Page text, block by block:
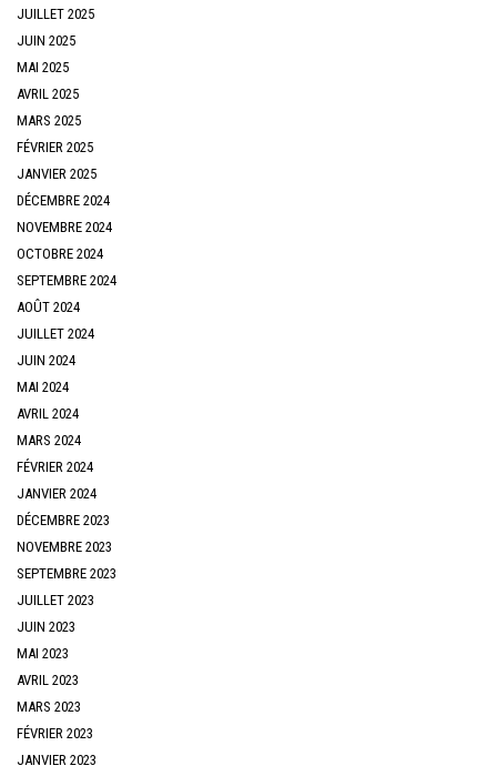
JUILLET 2025
JUIN 2025
MAI 2025
AVRIL 2025
MARS 2025
FÉVRIER 2025
JANVIER 2025
DÉCEMBRE 2024
NOVEMBRE 2024
OCTOBRE 2024
SEPTEMBRE 2024
AOÛT 2024
JUILLET 2024
JUIN 2024
MAI 2024
AVRIL 2024
MARS 2024
FÉVRIER 2024
JANVIER 2024
DÉCEMBRE 2023
NOVEMBRE 2023
SEPTEMBRE 2023
JUILLET 2023
JUIN 2023
MAI 2023
AVRIL 2023
MARS 2023
FÉVRIER 2023
JANVIER 2023